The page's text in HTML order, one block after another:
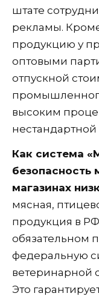
штате
рекламы.
продукцию у
оптовыми
отпускной
высоким
Как система
безопасность
магазинах
мясная,
продукция в
обязательном
федеральную
ветеринарной
Это